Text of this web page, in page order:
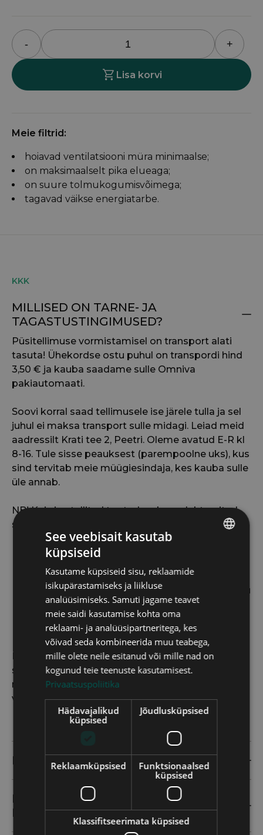
-
Flexit
S3R/S3RK
kogus
+
Lisa korvi
Meie filtrid:
hoiavad ventilatsiooni müra minimaalse;
on maksimaalselt pika elueaga;
on suure tolmukogumisvõimega;
tagavad väikse energiatarbe.
KKK
MILLISED ON TARNE- JA
TAGASTUSTINGIMUSED?
Püsitellimuse vormistamisel on transport alati
tasuta! Ühekordse ostu puhul on transpordi hind
3,50 € ja kauba saadame sulle Omniva
pakiautomaati.
Soovi korral saad tellimusele ise järele tulla ja sel
juhul ei maksa transport sulle midagi. Leiad meid
aadressilt Krati tee 2, Peetri. Oleme avatud E-R kl
8-16. Tule sisse peauksest (parempoolne uks), kus
sind tervitab meie müügiesindaja, kes kauba sulle
üle annab.
NB! Kui sinu tellitud tooted on komplekteeritud,
saadame sulle selle kohta kirja.
Kui valisid transpordiks pakiautomaadi, leiad
kirjast paki jälgimiskoodi, millega saad paki
teekonda jälgida.
Kui valisid ise järeletulemise, teatab kiri, et sinu
tellimus on valmis ja võid sellele kasvõi kohe
järele tulla.
Kui selgub, et filtrikomplekt siiski ei sobi, anna
sellest teadainfo@kodufiltrid.eeja saad filtrid
meile tagastada või uue komplekti vastu
vahetada.
MIDA TÄHENDAB PÜSITELLIMUS?
KAS SAAN FILTRITE VAHETAMISEGA
ISE HAKKAMA?
See veebisait kasutab
küpsiseid
Kasutame küpsiseid sisu, reklaamide
isikupärastamiseks ja liikluse
analüüsimiseks. Samuti jagame teavet
meie saidi kasutamise kohta oma
reklaami- ja analüüsipartneritega, kes
võivad seda kombineerida muu teabega,
mille olete neile esitanud või mille nad on
kogunud teie teenuste kasutamisest.
Privaatsuspoliitika
Hädavajalikud
küpsised
Jõudlusküpsised
Reklaamküpsised
Funktsionaalsed
küpsised
Klassifitseerimata küpsised